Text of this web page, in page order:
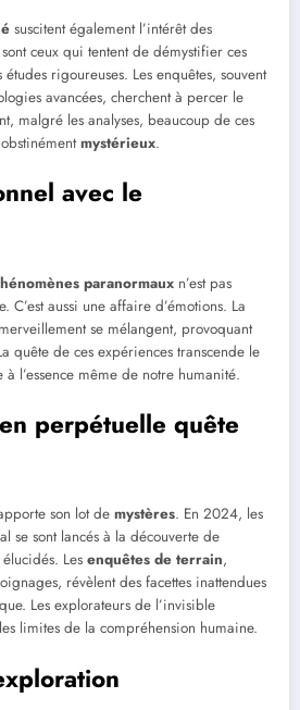
suscitent également l’intérêt des
ceux qui tentent de démystifier ces
rigoureuses. Les enquêtes, souvent
avancées, cherchent à percer le
malgré les analyses, beaucoup de ces
mystérieux.
avec le
paranormaux n’est pas
C’est aussi une affaire d’émotions. La
se mélangent, provoquant
quête de ces expériences transcende le
l’essence même de notre humanité.
perpétuelle quête
son lot de mystères. En 2024, les
se sont lancés à la découverte de
Les enquêtes de terrain,
révèlent des facettes inattendues
Les explorateurs de l’invisible
limites de la compréhension humaine.